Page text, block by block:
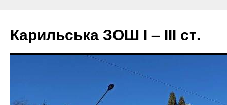
вмісту
Карильська ЗОШ І – ІІІ ст.